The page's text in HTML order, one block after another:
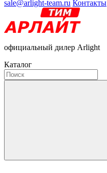
sale@arlight-team.ru Контакты
официальный дилер Arlight
Каталог